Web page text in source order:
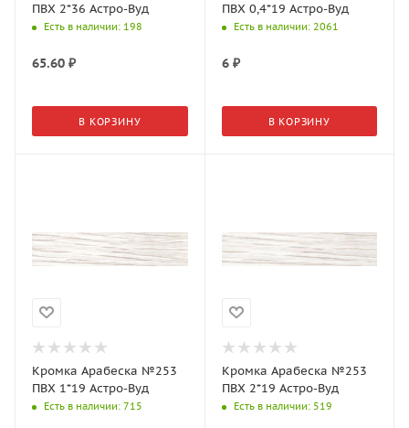
ПВХ 2*36 Астро-Вуд
Есть в наличии: 198
65.60 ₽
В КОРЗИНУ
ПВХ 0,4*19 Астро-Вуд
Есть в наличии: 2061
6₽
В КОРЗИНУ
Кромка Арабеска №253
ПВХ 1*19 Астро-Вуд
Есть в наличии: 715
Кромка Арабеска №253
ПВХ 2*19 Астро-Вуд
Есть в наличии: 519